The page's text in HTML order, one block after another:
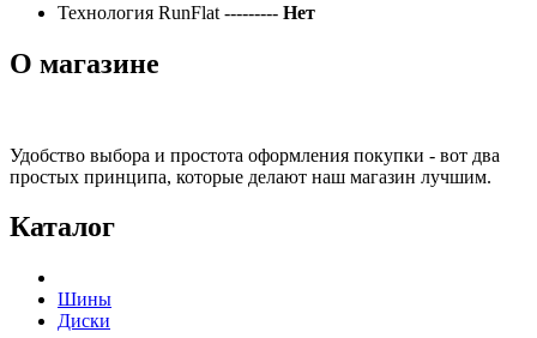
Технология RunFlat --------- Нет
О магазине
Удобство выбора и простота оформления покупки - вот два
простых принципа, которые делают наш магазин лучшим.
Каталог
Шины
Диски